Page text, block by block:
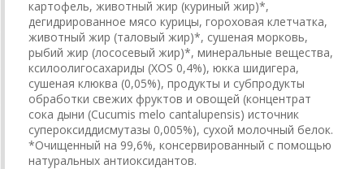
картофель, животный жир (куриный жир)*,
дегидрированное мясо курицы, гороховая клетчатка,
животный жир (таловый жир)*, сушеная морковь,
рыбий жир (лососевый жир)*, минеральные вещества,
ксилоолигосахариды (XOS 0,4%), юкка шидигера,
сушеная клюква (0,05%), продукты и субпродукты
обработки свежих фруктов и овощей (концентрат
сока дыни (Cucumis melo cantalupensis) источник
супероксиддисмутазы 0,005%), сухой молочный белок.
*Очищенный на 99,6%, консервированный с помощью
натуральных антиоксидантов.